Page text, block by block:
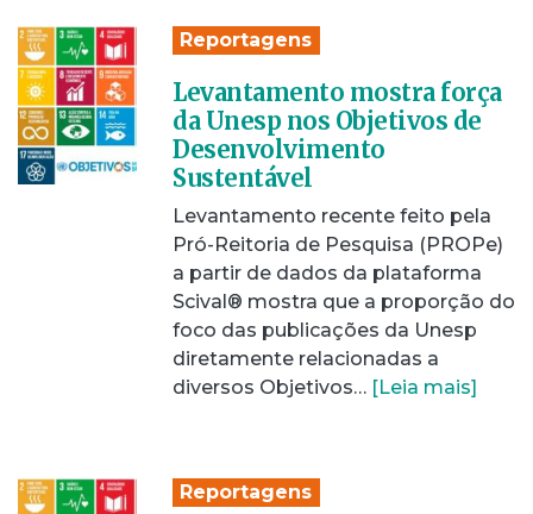
Reportagens
Levantamento mostra força
da Unesp nos Objetivos de
Desenvolvimento
Sustentável
Levantamento recente feito pela
Pró-Reitoria de Pesquisa (PROPe)
a partir de dados da plataforma
Scival® mostra que a proporção do
foco das publicações da Unesp
diretamente relacionadas a
diversos Objetivos… [Leia mais]
Reportagens